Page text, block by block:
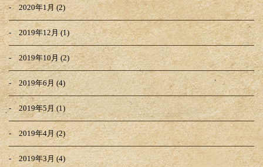
2020年1月(2)
2019年12月(1)
2019年10月(2)
2019年6月(4)
2019年5月(1)
2019年4月(2)
2019年3月(4)